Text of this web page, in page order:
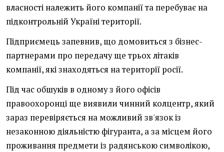
власності належить його компанії та перебуває на
підконтрольній Україні території.
Підприємець запевнив, що домовиться з бізнес-
партнерами про передачу ще трьох літаків
компанії, які знаходяться на території росії.
Під час обшуків в одному з його офісів
правоохоронці ще виявили чинний колцентр, який
зараз перевіряється на можливий зв'язок із
незаконною діяльністю фігуранта, а за місцем його
проживання предмети із радянською символікою,